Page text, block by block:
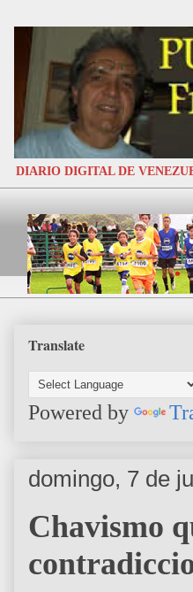
DIARIO DIGITAL DE
Translate
Powered by
domingo, 7 de
Chavismo